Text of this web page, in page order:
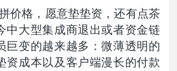
价格，愿意垫垫资，还有点茶
中大型集成商退出或者资金链
巨变的越来越多：微薄透明的
资成本以及客户端漫长的付款